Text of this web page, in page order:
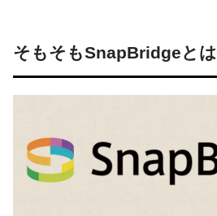
そもそもSnapBridgeと